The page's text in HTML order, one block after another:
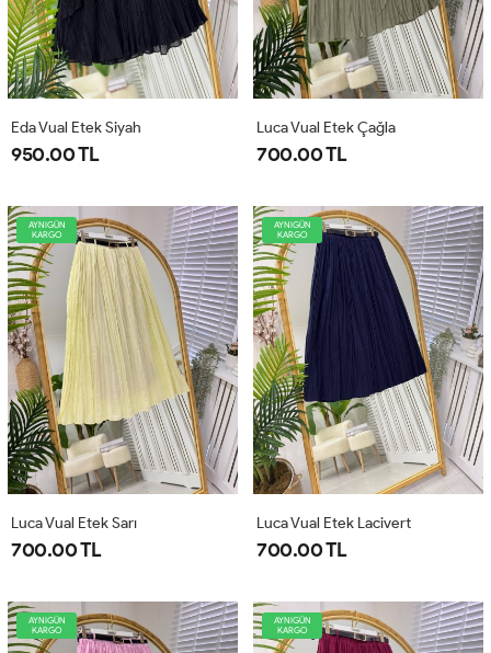
Eda Vual Etek Siyah
950.00 TL
Luca Vual Etek Çağla
700.00 TL
AYNIGÜN
KARGO
Luca Vual Etek Sarı
700.00 TL
AYNIGÜN
KARGO
Luca Vual Etek Lacivert
700.00 TL
AYNIGÜN
KARGO
AYNIGÜN
KARGO